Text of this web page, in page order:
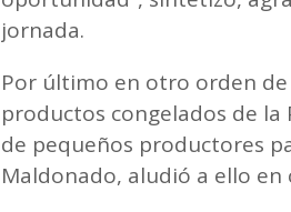
jornada.
Por último en otro orden
productos congelados de
de pequeños productores
Maldonado, aludió a ello en